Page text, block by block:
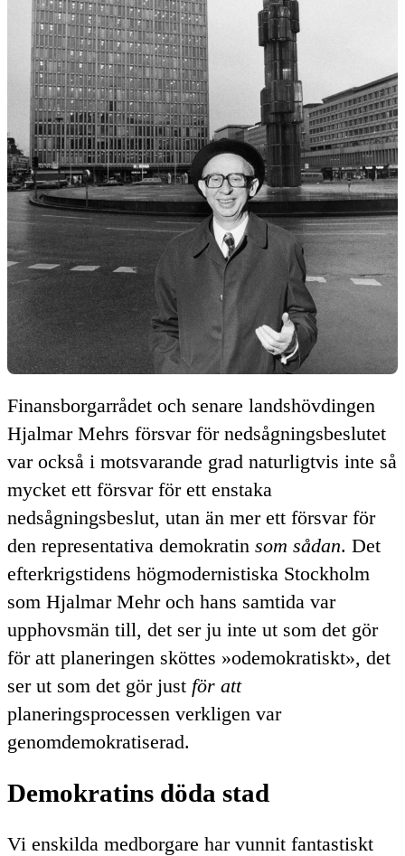
Finansborgarrådet och senare landshövdingen
Hjalmar Mehrs försvar för nedsågningsbeslutet
var också i motsvarande grad naturligtvis inte så
mycket ett försvar för ett enstaka
nedsågningsbeslut, utan än mer ett försvar för
den representativa demokratin som sådan. Det
efterkrigstidens högmodernistiska Stockholm
som Hjalmar Mehr och hans samtida var
upphovsmän till, det ser ju inte ut som det gör
för att planeringen sköttes
odemokratiskt , det
ser ut som det gör just för att
planeringsprocessen verkligen var
genomdemokratiserad.
Demokratins döda stad
Vi enskilda medborgare har vunnit fantastiskt